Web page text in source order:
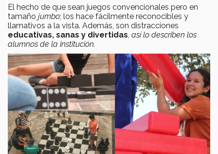
El hecho de que sean juegos convencionales pero en
tamaño jumbo; los hace fácilmente reconocibles y
llamativos a la vista. Además, son distracciones
educativas, sanas y divertidas, así lo describen los
alumnos de la institución.